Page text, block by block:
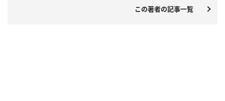
この著者の記事一覧